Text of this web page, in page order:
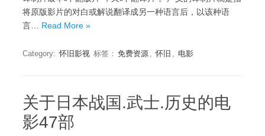
将原版影片的对白或解说翻译成另一种语言后，以该种语
言… Read More »
Category: 怀旧影视 标签： 免费资源 , 怀旧 , 电影
关于日本战国.武士.历史的电
影47部